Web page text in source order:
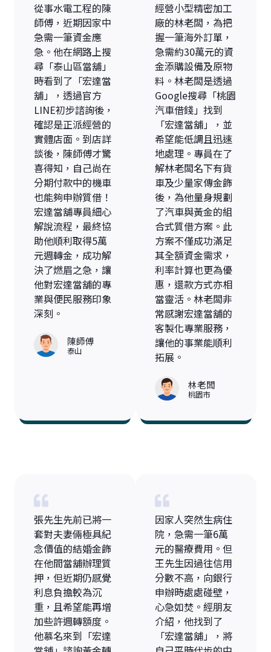
從事水電工程的陳
師傅，近期因家中
急需一筆資金應
急。他在網路上搜
尋「泰山區當舖」
時看到了「宏達當
舖」，透過官方
LINE初步諮詢後，
確認是正派經營的
實體店面。到店詳
談後，陳師傅才驚
喜得知，自己尚在
分期付款中的機車
也能夠申辦質借！
宏達當舖專員細心
解說流程，最終協
助他順利取得5萬
元週轉金，成功解
決了燃眉之急，讓
他對宏達當舖的專
業與便民服務印象
深刻。
陳師傅
泰山
經營小型精密加工
廠的林老闆，為把
握一筆海外訂單，
急需約30萬元的資
金添購設備及原物
料。林老闆是透過
Google搜尋「桃園
汽車借錢」找到
「宏達當舖」，並
希望能低調且迅速
地處理。專員在了
解林老闆名下有貨
車及少量家傳金飾
後，為他量身規劃
了汽車與黃金的組
合式質借方案。此
方案不僅成功滿足
其全額資金需求，
利率計算也更為優
惠，還款方式亦相
當靈活。林老闆非
常感謝宏達當舖的
客製化專業服務，
讓他的事業能順利
拓展。
林老闆
桃園市
張先生先前已將一
套對夫妻倆極具紀
念價值的結婚金飾
在他間當舖辦理質
押，但近期仍感覺
利息負擔較為沉
重，且希望能再增
加些許週轉額度。
他慕名來到「宏達
因家人突然生病住
院，急需一筆6萬
元的醫療費用。但
王先生因過往信用
分數不高，向銀行
申辦時處處碰壁，
心急如焚。經朋友
介紹，他找到了
「宏達當舖」，將